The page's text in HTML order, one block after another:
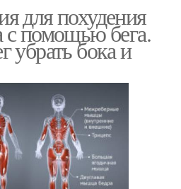
для похудения
с помощью бега.
убрать бока и